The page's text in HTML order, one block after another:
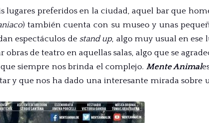
lugares preferidos en la ciudad, aquel bar que
) también cuenta con su museo y unas
espectáculos de stand up, algo muy usual en ese
de teatro en aquellas salas, algo que se
siempre nos brinda el complejo. Mente Animal
y que nos ha dado una interesante mirada sobre